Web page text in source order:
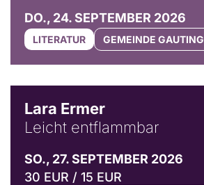
DO., 24. SEPTEMBER 2026
LITERATUR GEMEINDE GAUTING
Lara Ermer
Leicht entflammbar
SO., 27. SEPTEMBER 2026
30 EUR / 15 EUR